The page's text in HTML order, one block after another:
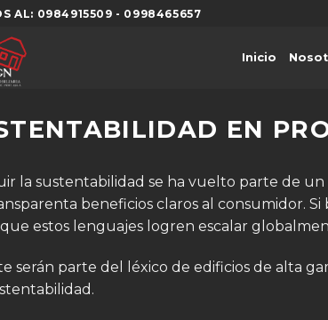
AL: 0984915509 - 0998465657
Inicio
EN
la sustentabilidad se ha vuelto parte de
beneficios claros al consumidor.
estos lenguajes logren escalar
serán parte del léxico de edificios de alta